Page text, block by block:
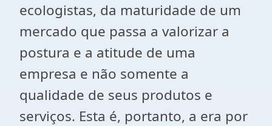
ecologistas, da maturidade de um
mercado que passa a valorizar a
postura e a atitude de uma
empresa e não somente a
qualidade de seus produtos e
serviços. Esta é, portanto, a era por